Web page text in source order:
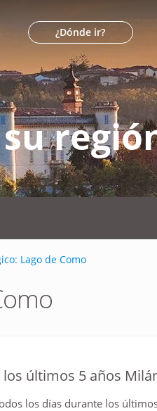
¿Dónde ir?
Lago de Como
últimos 5 años
los días durante los